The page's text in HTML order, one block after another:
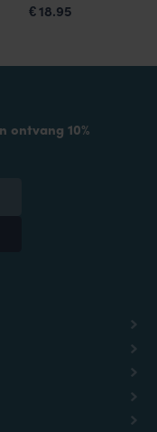
€18.95
ontvang 10%